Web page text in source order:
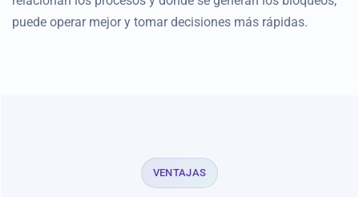
puede operar mejor y tomar decisiones más rápidas.
VENTAJAS